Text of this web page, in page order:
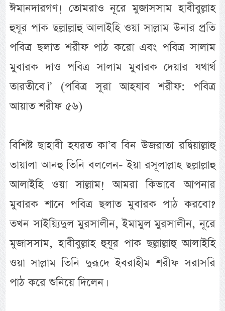
ঈমানদারগণ! তোমরাও নূরে মুজাসসাম হাবীবুল্লাহ
হুযূর পাক ছল্লাল্লাহু আলাইহি ওয়া সাল্লাম উনার প্রতি
পবিত্র ছলাত শরীফ পাঠ করো এবং পবিত্র সালাম
মুবারক দাও পবিত্র সালাম মুবারক দেয়ার যথার্থ
তারতীবে।” (পবিত্র সূরা আহযাব শরীফ: পবিত্র
আয়াত শরীফ ৫৬)
বিশিষ্ট ছাহাবী হযরত কা’ব বিন উজরাতা রদ্বিয়াল্লাহু
তায়ালা আনহু তিনি বললেন- ইয়া রসূলাল্লাহ ছল্লাল্লাহু
আলাইহি ওয়া সাল্লাম! আমরা কিভাবে আপনার
মুবারক শানে পবিত্র ছলাত মুবারক পাঠ করবো?
তখন সাইয়্যিদুল মুরসালীন, ইমামুল মুরসালীন, নূরে
মুজাসসাম, হাবীবুল্লাহ হুযূর পাক ছল্লাল্লাহু আলাইহি
ওয়া সাল্লাম তিনি দুরূদে ইবরাহীম শরীফ সরাসরি
পাঠ করে শুনিয়ে দিলেন।